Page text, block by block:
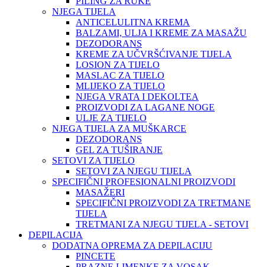
NJEGA TIJELA
ANTICELULITNA KREMA
BALZAMI, ULJA I KREME ZA MASAŽU
DEZODORANS
KREME ZA UČVRŠĆIVANJE TIJELA
LOSION ZA TIJELO
MASLAC ZA TIJELO
MLIJEKO ZA TIJELO
NJEGA VRATA I DEKOLTEA
PROIZVODI ZA LAGANE NOGE
ULJE ZA TIJELO
NJEGA TIJELA ZA MUŠKARCE
DEZODORANS
GEL ZA TUŠIRANJE
SETOVI ZA TIJELO
SETOVI ZA NJEGU TIJELA
SPECIFIČNI PROFESIONALNI PROIZVODI
MASAŽERI
SPECIFIČNI PROIZVODI ZA TRETMANE
TIJELA
TRETMANI ZA NJEGU TIJELA - SETOVI
DEPILACIJA
DODATNA OPREMA ZA DEPILACIJU
PINCETE